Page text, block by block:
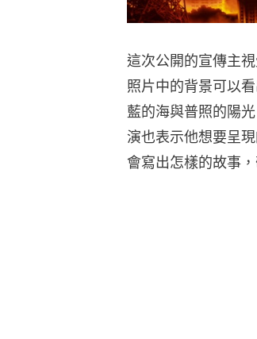
這次公開的宣傳主
照片中的背景可以
藍的海與普照的陽
演也表示他想要呈
會寫出怎樣的故事